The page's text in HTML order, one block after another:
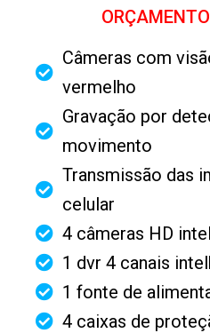
Câmeras com
vermelho
Gravação por
movimento
Transmissão das
celular
4 câmeras HD
1 dvr 4 canais
1 fonte de
4 caixas de